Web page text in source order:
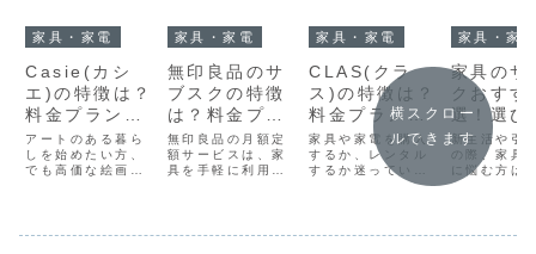
家具・家電
Casie(カシ
エ)の特徴は？
料金プラン・
メリット・デ
メリットなど
を解説！
アートのある暮ら
しを始めたい方、
でも高価な絵画を
家具・家電
無印良品のサ
ブスクの特徴
は？料金プラ
ン・メリッ
ト・デメリッ
トなどを解
無印良品の月額定
額サービスは、家
具を手軽に利用で
家具・家電
CLAS(クラ
ス)の特徴は？
料金プラン・
メリット・デ
メリットなど
を解説！
家具や家電を購入
するか、レンタル
するか迷っている
方も多いのではな
家具・家
家具のサ
クおすす
選！選び
メリット
意点を解
新生活や引
の際、家具
に悩む方は
ではないで
横スクロー
ルできます